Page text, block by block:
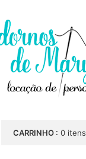
CARRINHO : 0 itens